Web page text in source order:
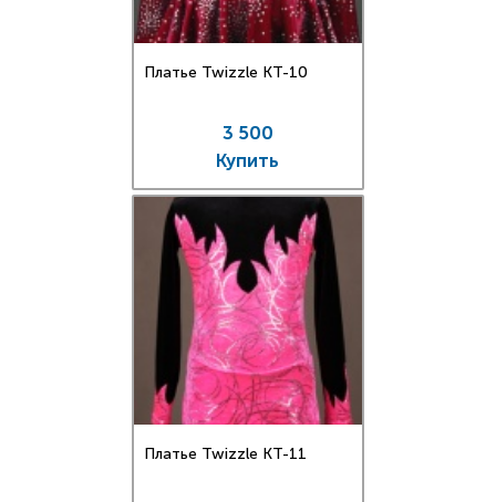
Платье Twizzle КT-10
3 500
Купить
Платье Twizzle КT-11